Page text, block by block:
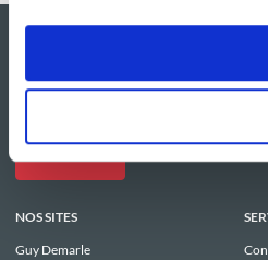
NOS SITES
Guy Demarle